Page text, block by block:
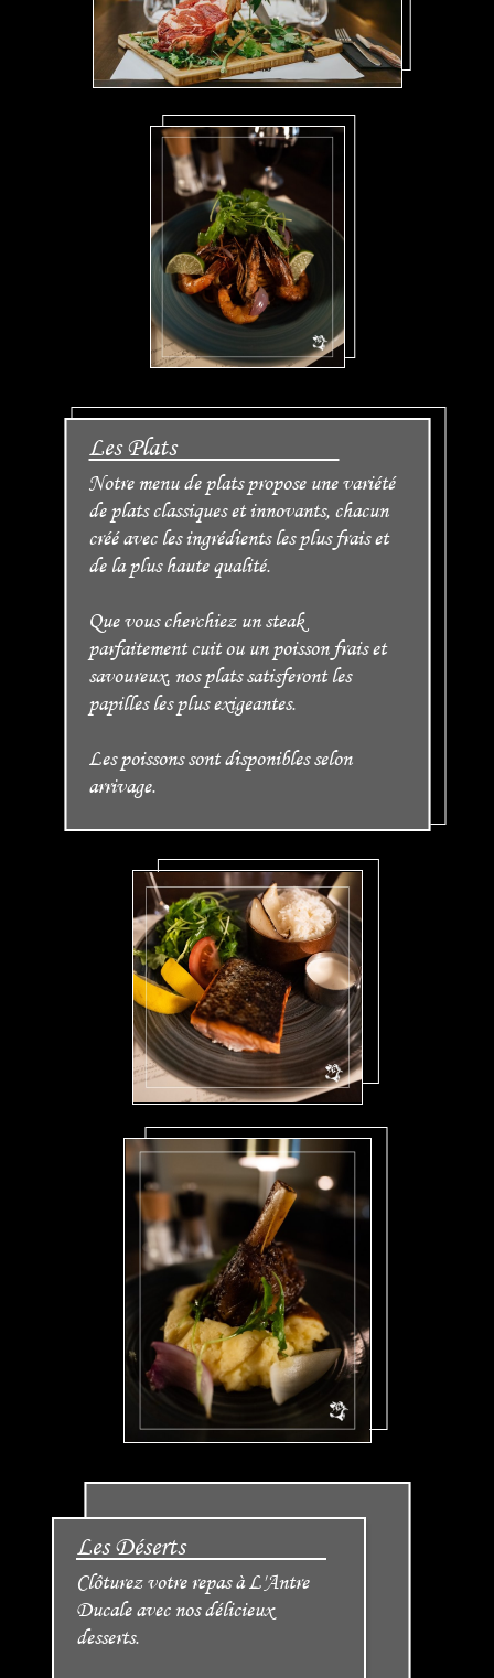
Les Plats
Notre menu de plats propose une variété
de plats classiques et innovants, chacun
créé avec les ingrédients les plus frais et
de la plus haute qualité.
Que vous cherchiez un steak
parfaitement cuit ou un poisson frais et
savoureux, nos plats satisferont les
papilles les plus exigeantes.
Les poissons sont disponibles selon
arrivage.
Les Déserts
Clôturez votre repas à L'Antre
Ducale avec nos délicieux
desserts.